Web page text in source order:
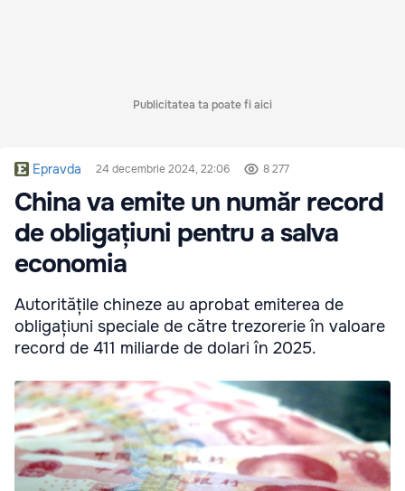
Publicitatea ta poate fi aici
Epravda 24 decembrie 2024, 22:06 8 277
China va emite un număr record
de obligațiuni pentru a salva
economia
Autoritățile chineze au aprobat emiterea de
obligațiuni speciale de către trezorerie în valoare
record de 411 miliarde de dolari în 2025.